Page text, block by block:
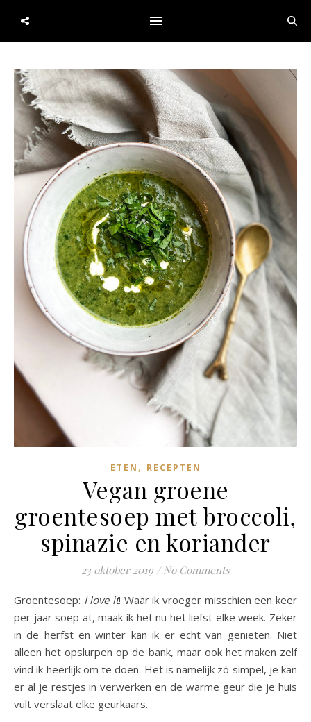
ETEN , RECEPTEN
Vegan groene
groentesoep met broccoli,
spinazie en koriander
23 oktober 2019 / No Comments
Groentesoep: I love it! Waar ik vroeger misschien een keer
per jaar soep at, maak ik het nu het liefst elke week. Zeker
in de herfst en winter kan ik er echt van genieten. Niet
alleen het opslurpen op de bank, maar ook het maken zelf
vind ik heerlijk om te doen. Het is namelijk zó simpel, je kan
er al je restjes in verwerken en de warme geur die je huis
vult verslaat elke geurkaars.